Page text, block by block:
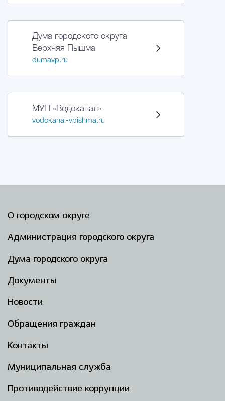
Дума городского округа
Верхняя Пышма
dumavp.ru
МУП «Водоканал»
vodokanal-vpishma.ru
О городском округе
Администрация городского округа
Дума городского округа
Документы
Новости
Обращения граждан
Контакты
Муниципальная служба
Противодействие коррупции